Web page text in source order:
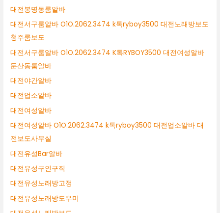
대전봉명동룸알바
대전서구룸알바 O1O.2062.3474 k톡ryboy3500 대전노래방보도
청주룸보도
대전서구룸알바 O1O.2062.3474 K톡RYBOY3500 대전여성알바
둔산동룸알바
대전야간알바
대전업소알바
대전여성알바
대전여성알바 O1O.2062.3474 k톡ryboy3500 대전업소알바 대
전보도사무실
대전유성Bar알바
대전유성구인구직
대전유성노래방고정
대전유성노래방도우미